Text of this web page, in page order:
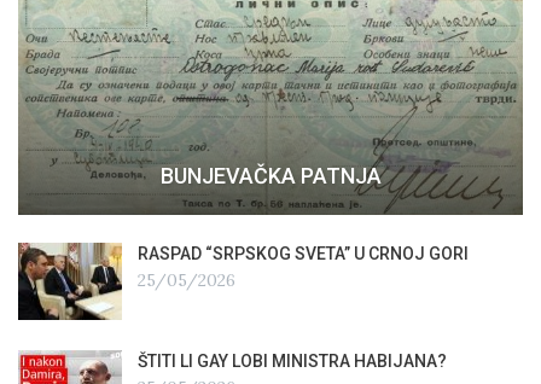
BUNJEVAČKA PATNJA
RASPAD “SRPSKOG SVETA” U CRNOJ GORI
25/05/2026
ŠTITI LI GAY LOBI MINISTRA HABIJANA?